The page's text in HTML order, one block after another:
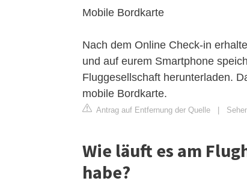
Mobile Bordkarte
Nach dem Online Check-in
und auf eurem Smartphone
Fluggesellschaft herunterladen.
mobile Bordkarte.
Antrag auf Entfernung der Quelle
Wie läuft es am
habe?